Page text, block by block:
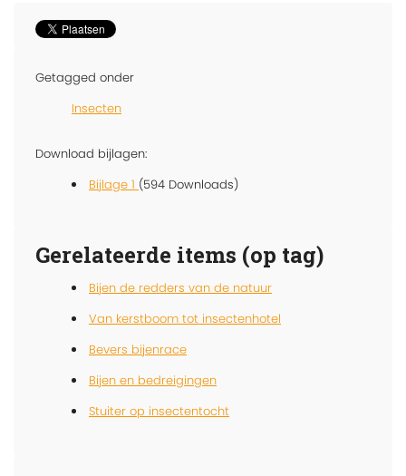
Getagged onder
Insecten
Download bijlagen:
Bijlage 1 (594 Downloads)
Gerelateerde items (op tag)
Bijen de redders van de natuur
Van kerstboom tot insectenhotel
Bevers bijenrace
Bijen en bedreigingen
Stuiter op insectentocht